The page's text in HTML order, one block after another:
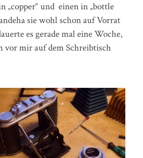
„copper“ und einen in „bottle
sie wohl schon auf Vorrat
es gerade mal eine Woche,
vor mir auf dem Schreibtisch